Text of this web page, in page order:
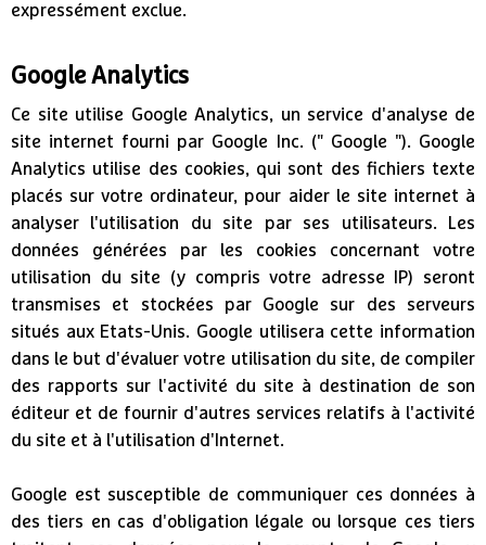
expressément exclue.
Google Analytics
Ce site utilise Google Analytics, un service d'analyse de
site internet fourni par Google Inc. (" Google "). Google
Analytics utilise des cookies, qui sont des fichiers texte
placés sur votre ordinateur, pour aider le site internet à
analyser l'utilisation du site par ses utilisateurs. Les
données générées par les cookies concernant votre
utilisation du site (y compris votre adresse IP) seront
transmises et stockées par Google sur des serveurs
situés aux Etats-Unis. Google utilisera cette information
dans le but d'évaluer votre utilisation du site, de compiler
des rapports sur l'activité du site à destination de son
éditeur et de fournir d'autres services relatifs à l'activité
du site et à l'utilisation d'Internet.
Google est susceptible de communiquer ces données à
des tiers en cas d'obligation légale ou lorsque ces tiers